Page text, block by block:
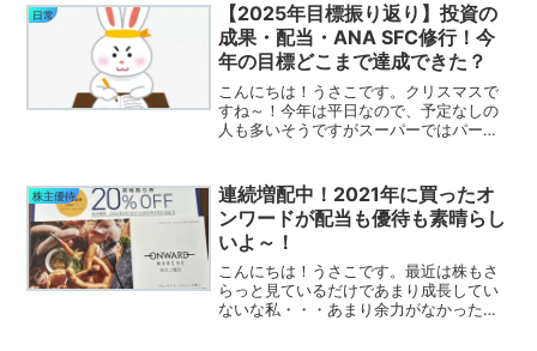
日常
【2025年目標振り返り】投資の
成果・配当・ANA SFC修行！今
年の目標どこまで達成できた？
こんにちは！うさこです。クリスマスで
すね～！今年は平日なので、予定なしの
人も多いそうですがスーパーではパーテ
すが、代わりに夫の仕事納めにお疲れパ
ーティーをやります(*´...
株主優待
連続増配中！2021年に買ったオ
ンワードが配当も優待も素晴らし
いよ～！
こんにちは！うさこです。最近は株もさ
らっと見ているだけであまり成長してい
ないな私・・・あまり余力がなかったの